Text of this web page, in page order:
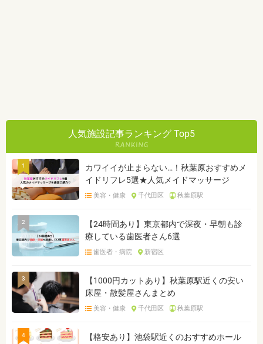
人気施設記事ランキング Top5
1
カワイイが止まらない…！秋葉原おすすめメ
イドリフレ5選★人気メイドマッサージ
美容・健康 千代田区 秋葉原駅
2
【24時間あり】東京都内で深夜・早朝も診
療している歯医者さん6選
歯医者・病院 新宿区
3
【1000円カットあり】秋葉原駅近くの安い
床屋・散髪屋さんまとめ
美容・健康 千代田区 秋葉原駅
4
【格安あり】池袋駅近くのおすすめホール